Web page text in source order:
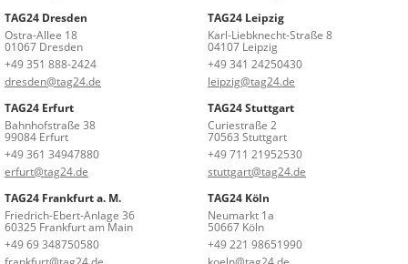
TAG24 Dresden
Ostra-Allee 18
01067 Dresden
+49 351 888-2424
dresden@tag24.de
TAG24 Leipzig
Karl-Liebknecht-Straße 8
04107 Leipzig
+49 341 24250430
leipzig@tag24.de
TAG24 Erfurt
Bahnhofstraße 38
99084 Erfurt
+49 361 34947880
erfurt@tag24.de
TAG24 Stuttgart
Curiestraße 2
70563 Stuttgart
+49 711 21952530
stuttgart@tag24.de
TAG24 Frankfurt a. M.
Friedrich-Ebert-Anlage 36
60325 Frankfurt am Main
+49 69 348750580
TAG24 Köln
Neumarkt 1a
50667 Köln
+49 221 98651990